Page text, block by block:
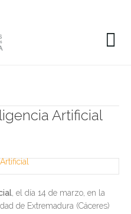
Artificial
, el día 14 de marzo, en la
de Extremadura (Cáceres)